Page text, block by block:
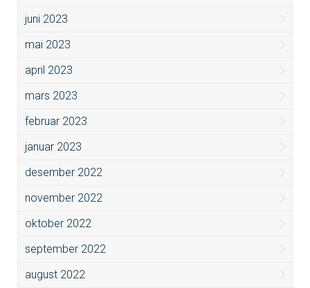
juni 2023
mai 2023
april 2023
mars 2023
februar 2023
januar 2023
desember 2022
november 2022
oktober 2022
september 2022
august 2022